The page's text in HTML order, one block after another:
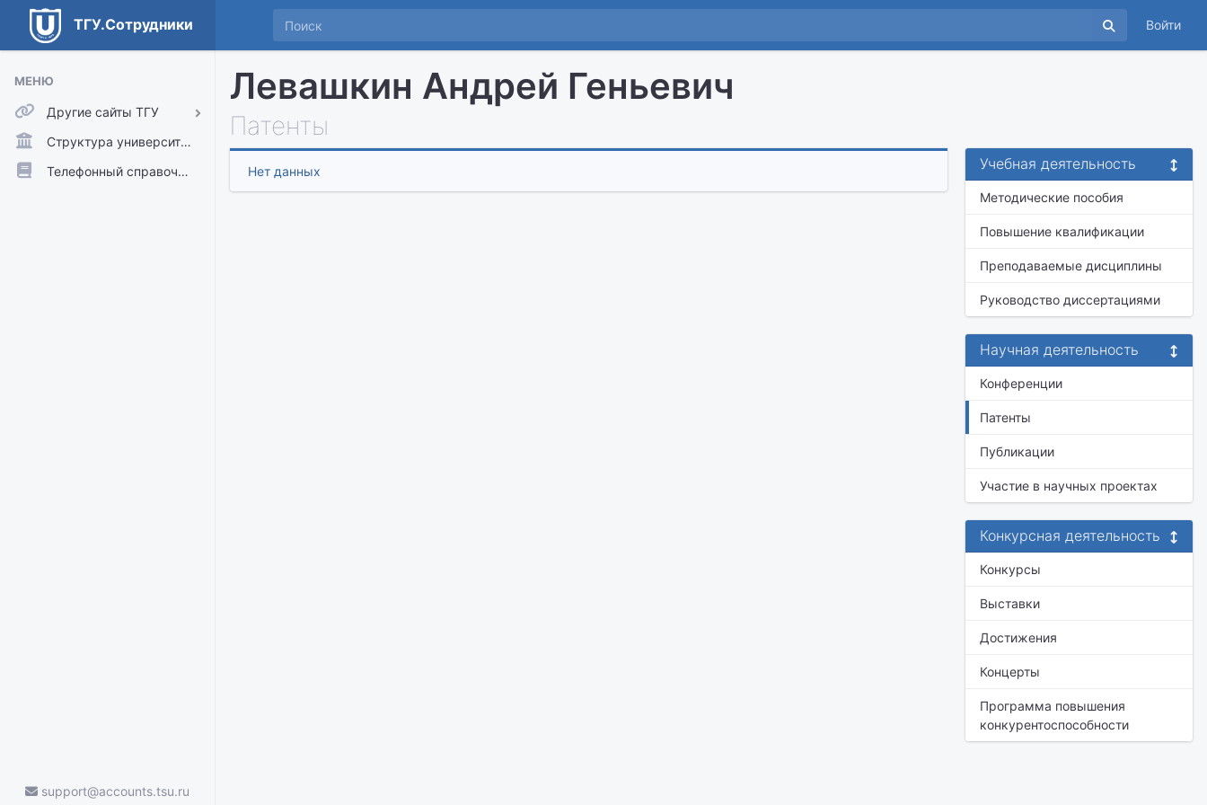
ТГУ.Сотрудники Войти
МЕНЮ
Другие сайты ТГУ
ТГУ.Аккаунты
ТГУ.Расписание
Структура университета
Телефонный справочник
support@accounts.tsu.ru
Левашкин Андрей Геньевич
Патенты
Нет данных Учебная деятельность
Методические пособия
Повышение квалификации
Преподаваемые дисциплины
Руководство диссертациями
Научная деятельность
Конференции
Патенты
Публикации
Участие в научных проектах
Конкурсная деятельность
Конкурсы
Выставки
Достижения
Концерты
Программа повышения
конкурентоспособности